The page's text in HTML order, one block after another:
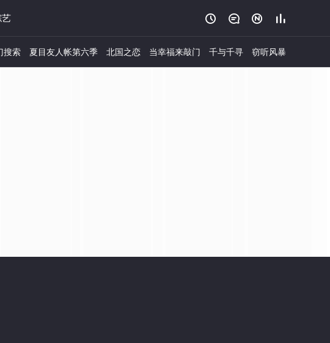
   
搜索 夏目友人帐第六季 北国之恋 当幸福来敲门 千与千寻 窃听风暴